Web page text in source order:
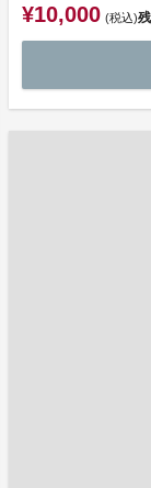
¥10,000 (税込)